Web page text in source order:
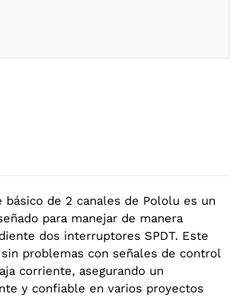
de 2 canales de Pololu es un
para manejar de manera
dos interruptores SPDT. Este
problemas con señales de control
corriente, asegurando un
y confiable en varios proyectos